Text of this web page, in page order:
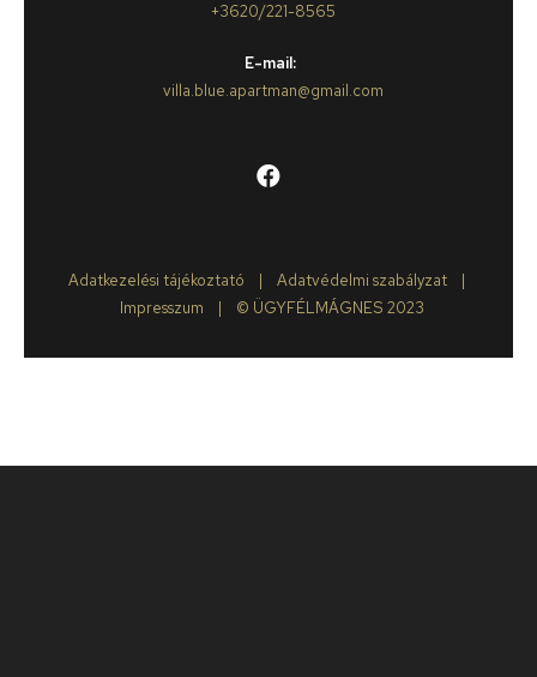
+3620/221-8565
E-mail:
villa.blue.apartman@gmail.com
Adatkezelési tájékoztató | Adatvédelmi szabályzat
|
Impresszum
| © ÜGYFÉLMÁGNES 2023